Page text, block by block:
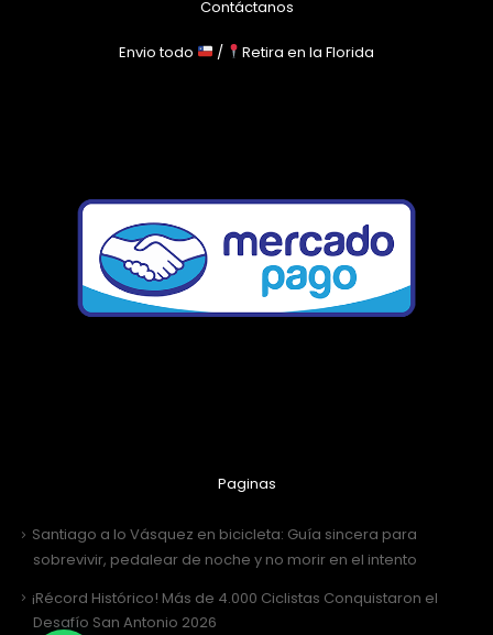
Contáctanos
Envio todo / Retira en la Florida
Paginas
Santiago a lo Vásquez en bicicleta: Guía sincera para
sobrevivir, pedalear de noche y no morir en el intento
¡Récord Histórico! Más de 4.000 Ciclistas Conquistaron el
Desafío San Antonio 2026